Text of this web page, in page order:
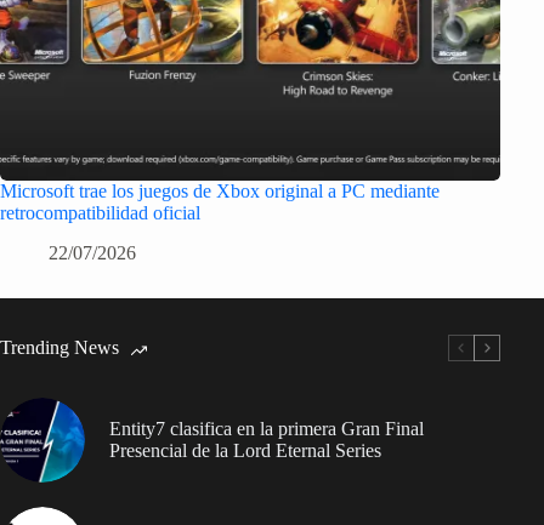
Microsoft trae los juegos de Xbox original a PC mediante
retrocompatibilidad oficial
22/07/2026
Trending News
Entity7 clasifica en la primera Gran Final
Presencial de la Lord Eternal Series